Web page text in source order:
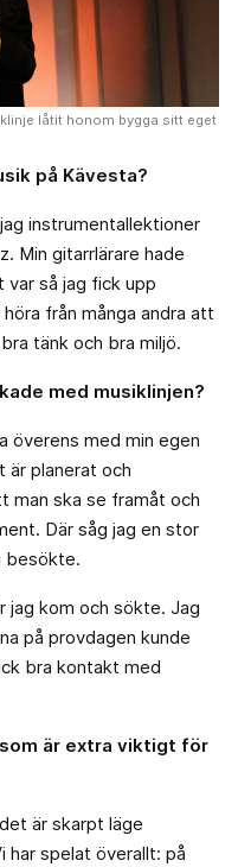
låtit honom bygga sitt eget
på Kävesta?
instrumentallektioner
Min gitarrlärare hade
så jag fick upp
från många andra att
tänk och bra miljö.
med musiklinjen?
överens med min egen
är planerat och
man ska se framåt och
Där såg jag en stor
besökte.
kom och sökte. Jag
på provdagen kunde
bra kontakt med
är extra viktigt för
är skarpt läge
har spelat överallt: på